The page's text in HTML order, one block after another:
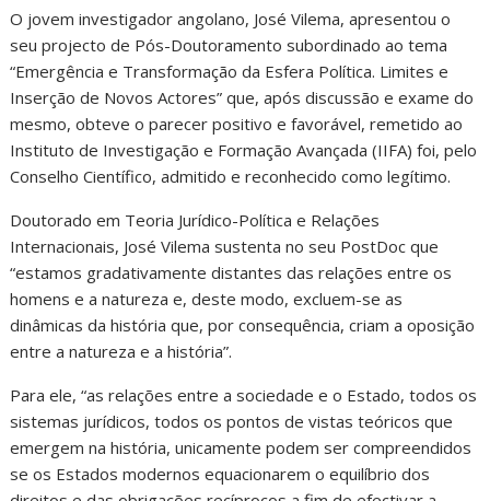
O jovem investigador angolano, José Vilema, apresentou o
seu projecto de Pós-Doutoramento subordinado ao tema
“Emergência e Transformação da Esfera Política. Limites e
Inserção de Novos Actores” que, após discussão e exame do
mesmo, obteve o parecer positivo e favorável, remetido ao
Instituto de Investigação e Formação Avançada (IIFA) foi, pelo
Conselho Científico, admitido e reconhecido como legítimo.
Doutorado em Teoria Jurídico-Política e Relações
Internacionais, José Vilema sustenta no seu PostDoc que
“estamos gradativamente distantes das relações entre os
homens e a natureza e, deste modo, excluem-se as
dinâmicas da história que, por consequência, criam a oposição
entre a natureza e a história”.
Para ele, “as relações entre a sociedade e o Estado, todos os
sistemas jurídicos, todos os pontos de vistas teóricos que
emergem na história, unicamente podem ser compreendidos
se os Estados modernos equacionarem o equilíbrio dos